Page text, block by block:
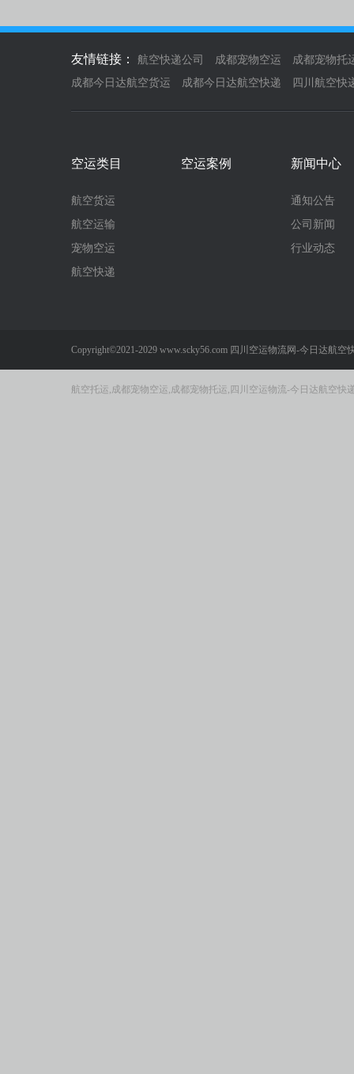
友情链接： 航空快递公司 成都宠物空运
成都宠物托
成都今日达航空货运
成都今日达航空快递 四川航空快
空运类目
航空货运
航空运输
宠物空运
航空快递
空运案例 新闻中心
通知公告
公司新闻
行业动态
Copyright©2021-2029 www.scky56.com 四川空运物流网-今日达航空
航空托运,成都宠物空运,成都宠物托运,四川空运物流-今日达航空快